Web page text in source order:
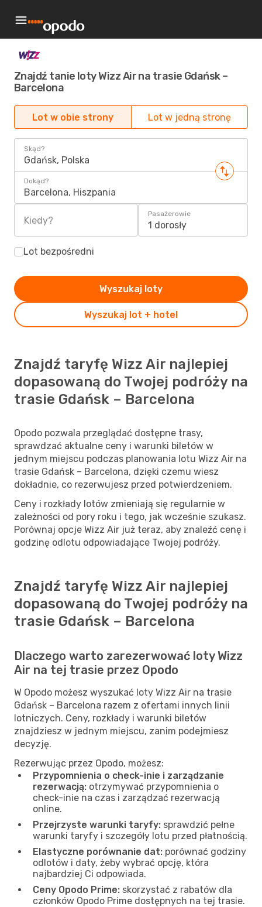
Znajdź tanie loty Wizz Air na trasie Gdańsk –
Barcelona
Lot w obie strony Lot w jedną stronę
Skąd?
Gdańsk, Polska
Dokąd?
Barcelona, Hiszpania
Kiedy?
Pasażerowie
1 dorosły
Lot bezpośredni
Wyszukaj loty
Wyszukaj lot + hotel
Znajdź taryfę Wizz Air najlepiej
dopasowaną do Twojej podróży na
trasie Gdańsk – Barcelona
Opodo pozwala przeglądać dostępne trasy,
sprawdzać aktualne ceny i warunki biletów w
jednym miejscu podczas planowania lotu Wizz Air na
trasie Gdańsk – Barcelona, dzięki czemu wiesz
dokładnie, co rezerwujesz przed potwierdzeniem.
Ceny i rozkłady lotów zmieniają się regularnie w
zależności od pory roku i tego, jak wcześnie szukasz.
Porównaj opcje Wizz Air już teraz, aby znaleźć cenę i
godzinę odlotu odpowiadające Twojej podróży.
Znajdź taryfę Wizz Air najlepiej
dopasowaną do Twojej podróży na
trasie Gdańsk – Barcelona
Dlaczego warto zarezerwować loty Wizz
Air na tej trasie przez Opodo
W Opodo możesz wyszukać loty Wizz Air na trasie
Gdańsk – Barcelona razem z ofertami innych linii
lotniczych. Ceny, rozkłady i warunki biletów
znajdziesz w jednym miejscu, zanim podejmiesz
decyzję.
Rezerwując przez Opodo, możesz:
Przypomnienia o check-inie i zarządzanie
rezerwacją: otrzymywać przypomnienia o
check-inie na czas i zarządzać rezerwacją
online.
Przejrzyste warunki taryfy: sprawdzić pełne
warunki taryfy i szczegóły lotu przed płatnością.
Elastyczne porównanie dat: porównać godziny
odlotów i daty, żeby wybrać opcję, która
najbardziej Ci odpowiada.
Ceny Opodo Prime: skorzystać z rabatów dla
członków Opodo Prime dostępnych na tej trasie.